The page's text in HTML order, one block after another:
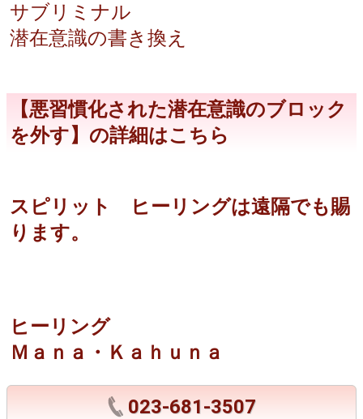
サブリミナル
潜在意識の書き換え
【悪習慣化された潜在意識のブロック
を外す】の詳細はこちら
スピリット ヒーリングは遠隔でも賜
ります。
ヒーリング
Ｍａｎａ・Ｋａｈｕｎａ
023-681-3507